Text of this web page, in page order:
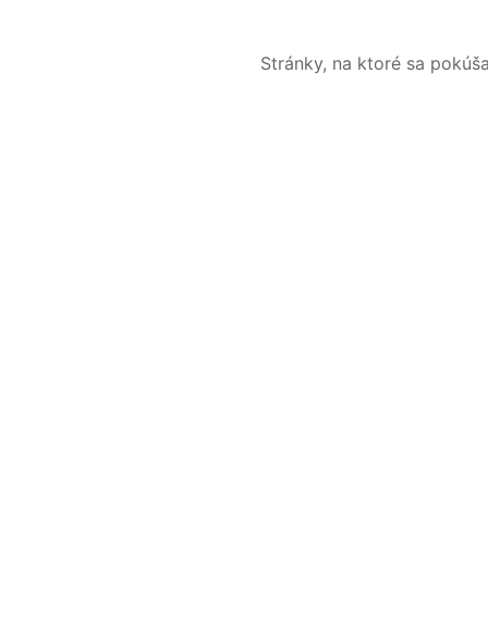
Stránky, na ktoré sa